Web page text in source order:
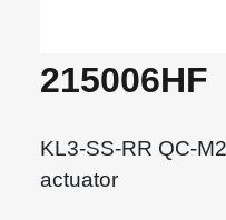
215006HF
KL3-SS-RR QC-
actuator